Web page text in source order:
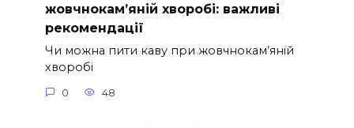
жовчнокам’яній хворобі: важливі
рекомендації
Чи можна пити каву при жовчнокам’яній
хворобі
0 48